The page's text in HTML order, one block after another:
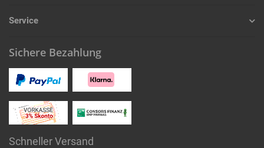
Service
Sichere Bezahlung
Schneller Versand